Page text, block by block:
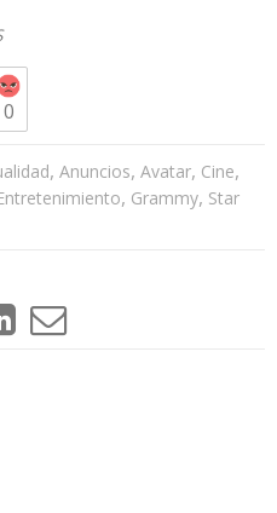
0
, Anuncios, Avatar, Cine,
, Grammy, Star